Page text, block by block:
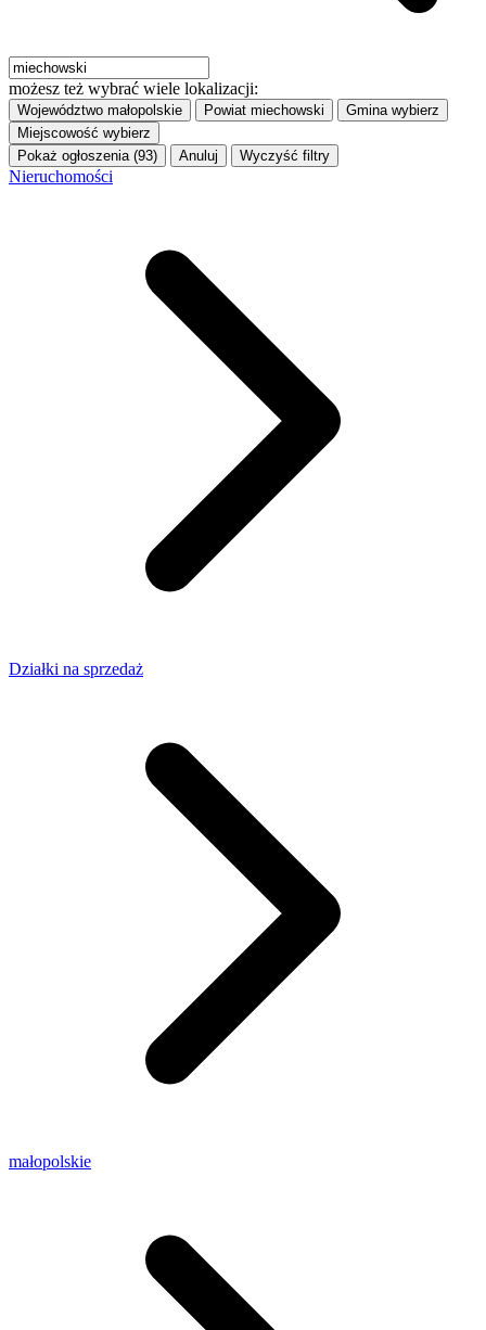
możesz też wybrać wiele lokalizacji:
Województwo małopolskie Powiat miechowski Gmina wybierz
Miejscowość wybierz
Pokaż ogłoszenia (93)
Anuluj Wyczyść filtry
Nieruchomości
Działki na sprzedaż
małopolskie